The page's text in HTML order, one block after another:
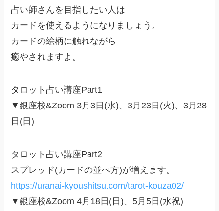
占い師さんを目指したい人は
カードを使えるようになりましょう。
カードの絵柄に触れながら
癒やされますよ。
タロット占い講座Part1
▼銀座校&Zoom 3月3日(水)、3月23日(火)、3月28
日(日)
タロット占い講座Part2
スプレッド(カードの並べ方)が増えます。
https://uranai-kyoushitsu.com/tarot-kouza02/
▼銀座校&Zoom 4月18日(日)、5月5日(水祝)